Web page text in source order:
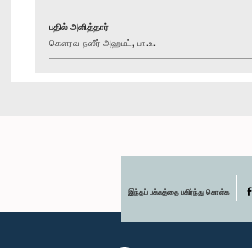
பதில் அளித்தார்
கௌரவ நஸீர் அஹமட், பா.உ.
இந்தப் பக்கத்தை பகிர்ந்து கொள்க